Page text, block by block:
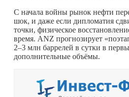
С начала войны рынок нефти
шок, и даже если дипломатия
точки, физическое
время. ANZ прогнозирует
2–3 млн баррелей в сутки в
дополнительные объёмы.